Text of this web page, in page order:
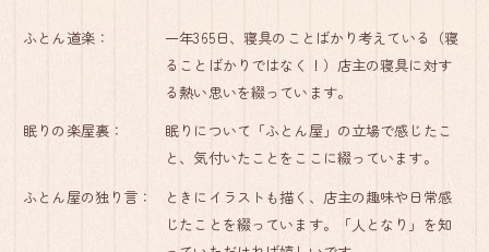
ふとん道楽：
一年365日、寝具のことばかり考えている（寝
ることばかりではなく！）店主の寝具に対す
る熱い思いを綴っています。
眠りの楽屋裏：
眠りについて「ふとん屋」の立場で感じたこ
と、気付いたことをここに綴っています。
ふとん屋の独り言：
ときにイラストも描く、店主の趣味や日常感
じたことを綴っています。「人となり」を知